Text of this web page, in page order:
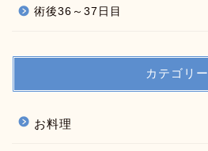
術後36～37日目
カテゴリー
お料理